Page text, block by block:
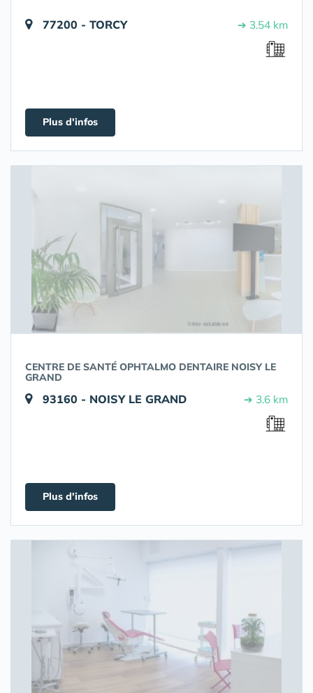
77200 - TORCY ➔ 3.54 km
Plus d'infos
CENTRE DE SANTÉ OPHTALMO DENTAIRE NOISY LE
GRAND
93160 - NOISY LE GRAND ➔ 3.6 km
Plus d'infos